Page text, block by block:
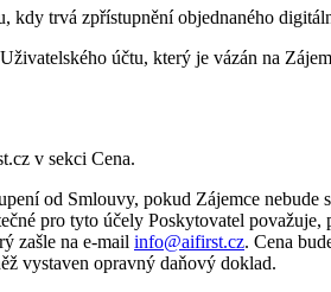
kdy trvá zpřístupnění objednaného
účtu, který je vázán na
v sekci Cena.
od Smlouvy, pokud Zájemce
pro tyto účely Poskytovatel
zašle na e-mail info@aifirst.cz. Cena
vystaven opravný daňový doklad.